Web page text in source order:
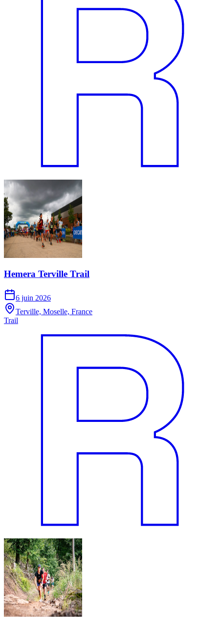
Hemera Terville Trail
6 juin 2026
Terville, Moselle, France
Trail